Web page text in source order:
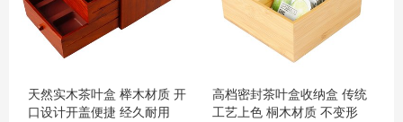
天然实木茶叶盒 榉木材质 开
口设计开盖便捷 经久耐用
高档密封茶叶盒收纳盒 传统
工艺上色 桐木材质 不变形